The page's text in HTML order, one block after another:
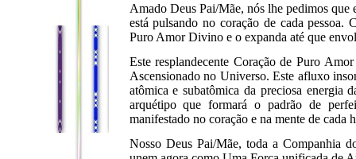
Amado Deus Pai/Mãe, nós lhe pedimos
está pulsando no coração de cada
Puro Amor Divino e o expanda até que
Este resplandecente Coração de Puro
Ascensionado no Universo. Este afluxo
atômica e subatômica da preciosa
arquétipo que formará o padrão de
manifestado no coração e na mente de cada
Nosso Deus Pai/Mãe, toda a Companhia